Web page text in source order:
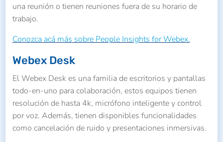
una reunión o tienen reuniones fuera de su horario de
trabajo.
Conozca acá más sobre People Insights for Webex.
Webex Desk
El Webex Desk es una familia de escritorios y pantallas
todo-en-uno para colaboración, estos equipos tienen
resolución de hasta 4k, micrófono inteligente y control
por voz. Además, tienen disponibles funcionalidades
como cancelación de ruido y presentaciones inmersivas.